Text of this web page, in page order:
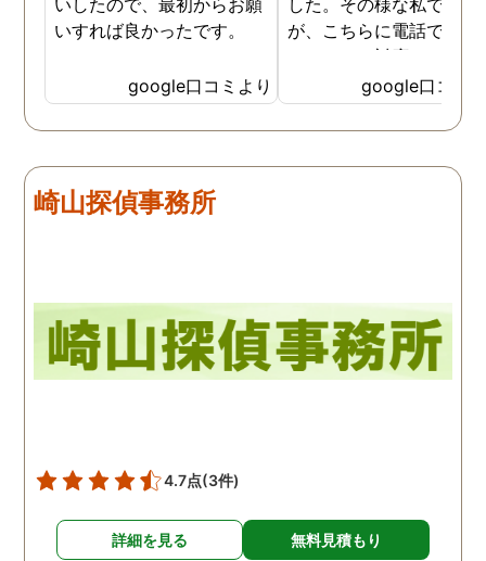
いすれば良かったです。
google口コミより
が、こちらに電話で相談
たところ、対応された方
探偵のノウハウまで丁寧
教えて下さったのです。
用できると思い、早速お
は、仕事も丁寧で調査内
google口コミ
崎山探偵事務所
4.7点(3件)
詳細を見る 無料見積もり